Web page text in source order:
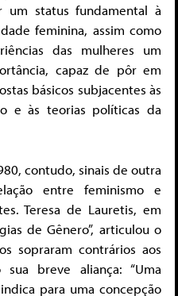
status fundamental à
feminina, assim como
das mulheres um
capaz de pôr em
básicos subjacentes às
e às teorias políticas da
contudo, sinais de outra
entre feminismo e
Teresa de Lauretis, em
de Gênero”, articulou o
sopraram contrários aos
breve aliança: “Uma
para uma concepção